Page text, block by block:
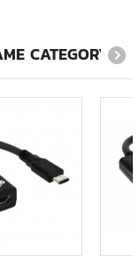
CATEGORY: